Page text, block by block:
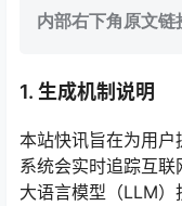
内部右下角原文链
1. 生成机制说明
本站快讯旨在为用
系统会实时追踪互
大语言模型（LLM